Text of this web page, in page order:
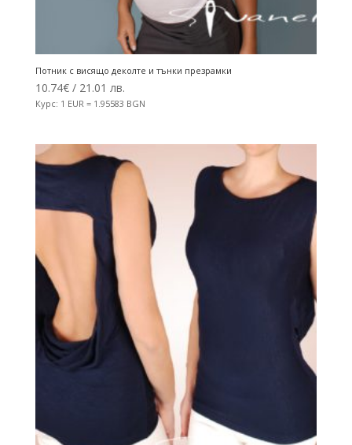
Потник с висящо деколте и тънки презрамки
10.74€/ 21.01 лв.
Курс: 1 EUR = 1.95583 BGN